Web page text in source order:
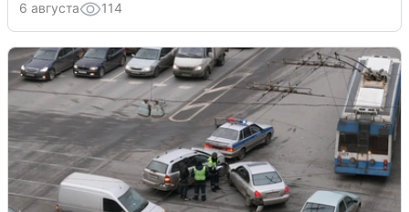
6 августа 114